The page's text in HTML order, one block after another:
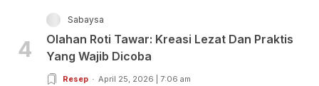
4
Sabaysa
Olahan Roti Tawar: Kreasi Lezat Dan Praktis
Yang Wajib Dicoba
Resep April 25, 2026 | 7:06 am